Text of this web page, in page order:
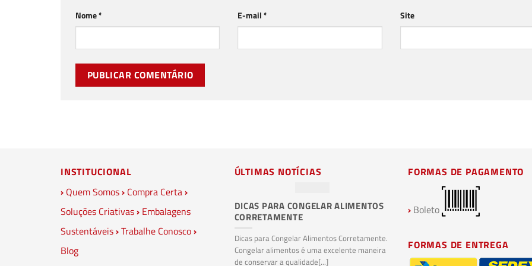
Nome* E-mail* Site
INSTITUCIONAL
› Quem Somos› Compra Certa›
Soluções Criativas› Embalagens
Sustentáveis›Trabalhe Conosco›
Blog
ÚLTIMAS NOTÍCIAS
DICAS PARA CONGELAR ALIMENTOS
CORRETAMENTE
Dicas para Congelar Alimentos Corretamente.
Congelar alimentos é uma excelente maneira
de conservar a qualidade[...]
PLÁSTICOS BIODEGRADÁVEIS E
COMPOSTAGEM: O FUTURO
PLÁSTICA
Plásticos Biodegradáveis e Compostagem.
FORMAS DE PAGAMENTO
› Boleto
FORMAS DE ENTREGA